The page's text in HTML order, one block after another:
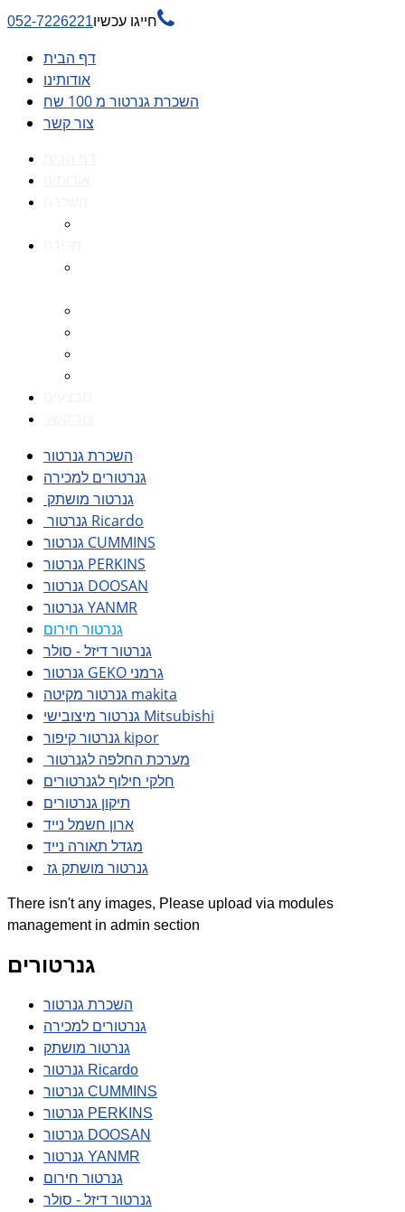
חייגו עכשיו052-7226221 
דף הבית
אודותינו
השכרת גנרטור מ 100 שח
צור קשר
השכרת גנרטור
גנרטורים למכירה
גנרטור מושתק
גנרטור Ricardo
גנרטור CUMMINS
גנרטור PERKINS
גנרטור DOOSAN
גנרטור YANMR
גנרטור חירום
גנרטור דיזל - סולר
גנרטור GEKO גרמני
גנרטור מקיטה makita
גנרטור מיצובישי Mitsubishi
גנרטור קיפור kipor
מערכת החלפה לגנרטור
חלקי חילוף לגנרטורים
תיקון גנרטורים
ארון חשמל נייד
מגדל תאורה נייד
גנרטור מושתק גז
There isn't any images, Please upload via modules
management in admin section
גנרטורים
השכרת גנרטור
גנרטורים למכירה
גנרטור מושתק
גנרטור Ricardo
גנרטור CUMMINS
גנרטור PERKINS
גנרטור DOOSAN
גנרטור YANMR
גנרטור חירום
גנרטור דיזל - סולר